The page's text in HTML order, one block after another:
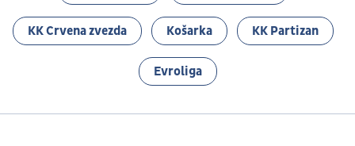
KK Crvena zvezda Košarka KK Partizan
Evroliga